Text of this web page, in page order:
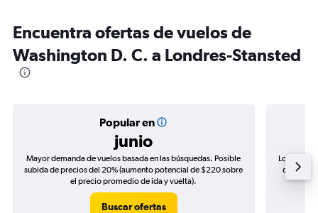
Encuentra ofertas de vuelos de
Washington D. C. a Londres-Stansted
Popular en
junio
Mayor demanda de vuelos basada en las búsquedas. Posible
subida de precios del 20% (aumento potencial de $220 sobre
el precio promedio de ida y vuelta).
Buscar ofertas
Los
de